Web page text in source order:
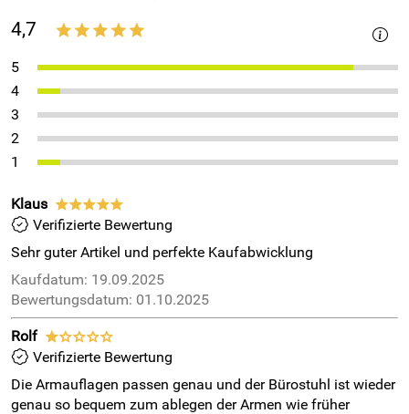
4,7 *****
5
4
3
2
1
Klaus *****
Verifizierte Bewertung
Sehr guter Artikel und perfekte Kaufabwicklung
Kaufdatum: 19.09.2025
Bewertungsdatum: 01.10.2025
Rolf *oooo
Verifizierte Bewertung
Die Armauflagen passen genau und der Bürostuhl ist wieder
genau so bequem zum ablegen der Armen wie früher